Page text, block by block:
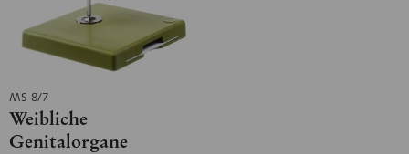
MS 8/7
Weibliche
Genitalorgane